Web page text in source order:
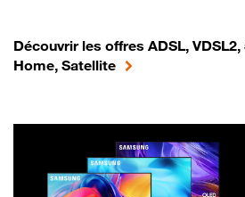
Découvrir les offres ADSL,
Home, Satellite